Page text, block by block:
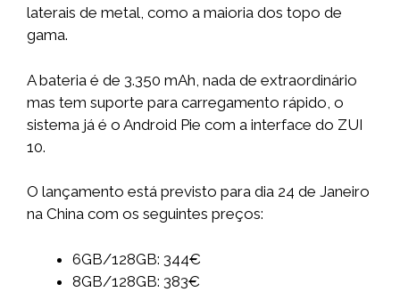
laterais de metal, como a maioria dos topo de
gama.
A bateria é de 3.350 mAh, nada de extraordinário
mas tem suporte para carregamento rápido, o
sistema já é o Android Pie com a interface do ZUI
10.
O lançamento está previsto para dia 24 de Janeiro
na China com os seguintes preços:
6GB/128GB: 344€
8GB/128GB: 383€